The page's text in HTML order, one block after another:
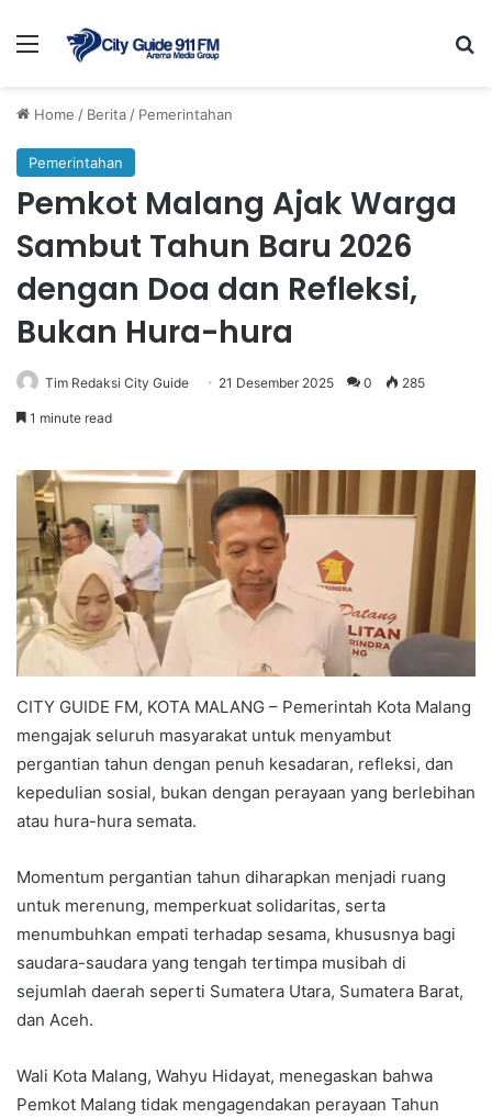
Menu
Home / Berita / Pemerintahan
Pemerintahan
Pemkot Malang Ajak Warga
Sambut Tahun Baru 2026
dengan Doa dan Refleksi,
Bukan Hura-hura
Tim Redaksi City Guide 21 Desember 2025 0 285
1 minute read
CITY GUIDE FM, KOTA MALANG – Pemerintah Kota Malang
mengajak seluruh masyarakat untuk menyambut
pergantian tahun dengan penuh kesadaran, refleksi, dan
kepedulian sosial, bukan dengan perayaan yang berlebihan
atau hura-hura semata.
Momentum pergantian tahun diharapkan menjadi ruang
untuk merenung, memperkuat solidaritas, serta
menumbuhkan empati terhadap sesama, khususnya bagi
saudara-saudara yang tengah tertimpa musibah di
sejumlah daerah seperti Sumatera Utara, Sumatera Barat,
dan Aceh.
Wali Kota Malang, Wahyu Hidayat, menegaskan bahwa
Pemkot Malang tidak mengagendakan perayaan Tahun